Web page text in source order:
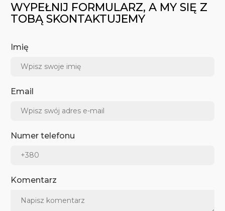
WYPEŁNIJ FORMULARZ, A MY SIĘ Z
TOBĄ SKONTAKTUJEMY
Imię
Email
Numer telefonu
Komentarz